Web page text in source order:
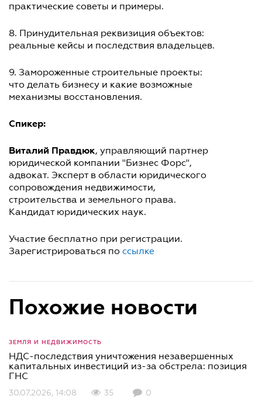
практические советы и примеры.
8. Принудительная реквизиция объектов:
реальные кейсы и последствия владельцев.
9. Замороженные строительные проекты:
что делать бизнесу и какие возможные
механизмы восстановления.
Спикер:
Виталий Правдюк, управляющий партнер
юридической компании "Бизнес Форс",
адвокат. Эксперт в области юридического
сопровождения недвижимости,
строительства и земельного права.
Кандидат юридических наук.
Участие бесплатно при регистрации.
Зарегистрироваться по ссылке
Похожие новости
ЗЕМЛЯ И НЕДВИЖИМОСТЬ
НДС-последствия уничтожения незавершенных
капитальных инвестиций из-за обстрела: позиция
ГНС
30.07.2026, 14:08 35 0